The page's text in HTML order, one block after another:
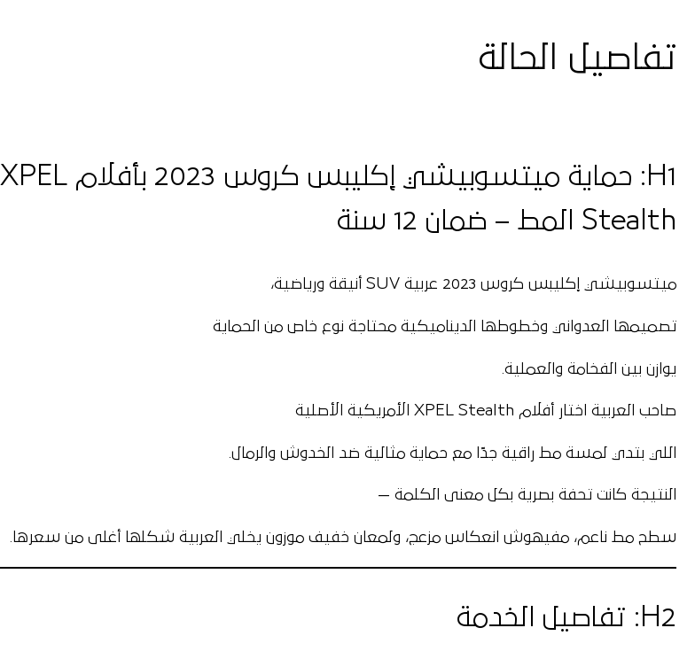
تفاصيل الحالة
H1: حماية ميتسوبيشي إكليبس كروس 2023 بأفلام XPEL
Stealth المط – ضمان 12 سنة
ميتسوبيشي إكليبس كروس 2023 عربية SUV أنيقة ورياضية،
تصميمها العدواني وخطوطها الديناميكية محتاجة نوع خاص من الحماية
يوازن بين الفخامة والعملية.
صاحب العربية اختار أفلام XPEL Stealth الأمريكية الأصلية
اللي بتدي لمسة مط راقية جدًا مع حماية مثالية ضد الخدوش والرمال.
النتيجة كانت تحفة بصرية بكل معنى الكلمة —
سطح مط ناعم، مفيهوش انعكاس مزعج، ولمعان خفيف موزون يخلي العربية شكلها أغلى من سعرها.
H2: تفاصيل الخدمة